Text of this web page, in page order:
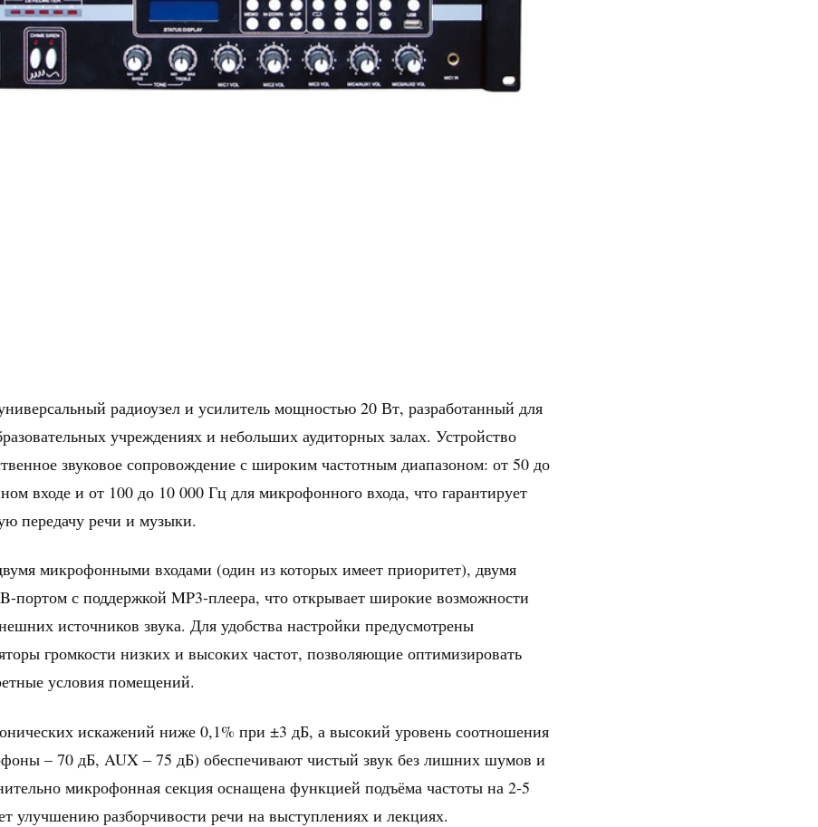
радиоузел и усилитель мощностью 20 Вт, разработанный для
учреждениях и небольших аудиторных залах. Устройство
звуковое сопровождение с широким частотным диапазоном: от 50 до
входе и от 100 до 10 000 Гц для микрофонного входа, что гарантирует
передачу речи и музыки.
микрофонными входами (один из которых имеет приоритет), двумя
портом с поддержкой MP3-плеера, что открывает широкие возможности
источников звука. Для удобства настройки предусмотрены
громкости низких и высоких частот, позволяющие оптимизировать
условия помещений.
искажений ниже 0,1% при ±3 дБ, а высокий уровень соотношения
– 70 дБ, AUX – 75 дБ) обеспечивают чистый звук без лишних шумов и
микрофонная секция оснащена функцией подъёма частоты на 2-5
улучшению разборчивости речи на выступлениях и лекциях.